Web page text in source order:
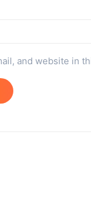
and website in